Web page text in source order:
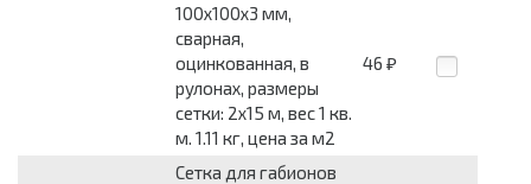
100x100x3 мм,
сварная,
оцинкованная, в
рулонах, размеры
сетки: 2x15 м, вес 1 кв.
м. 1.11 кг, цена за м2
46 ₽
Сетка для габионов